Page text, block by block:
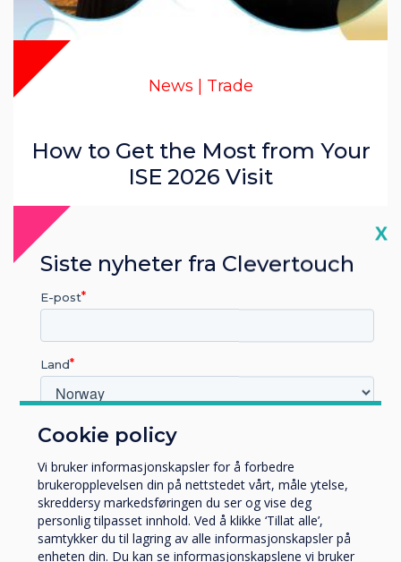
News | Trade
How to Get the Most from Your
ISE 2026 Visit
Cookie policy
Vi bruker informasjonskapsler for å forbedre
brukeropplevelsen din på nettstedet vårt, måle ytelse,
skreddersy markedsføringen du ser og vise deg
personlig tilpasset innhold. Ved å klikke ‘Tillat alle’,
samtykker du til lagring av alle informasjonskapsler på
enheten din. Du kan se informasjonskapslene vi bruker
X
Siste nyheter fra Clevertouch
E-post
Land
Hvilken bransje jobber du i?
Företag
Övriga
Selskapets navn